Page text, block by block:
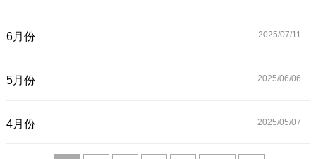
2025/07/11
6月份
2025/06/06
5月份
2025/05/07
4月份